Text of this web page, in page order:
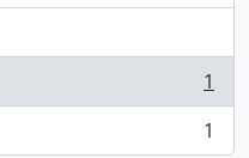
1
1